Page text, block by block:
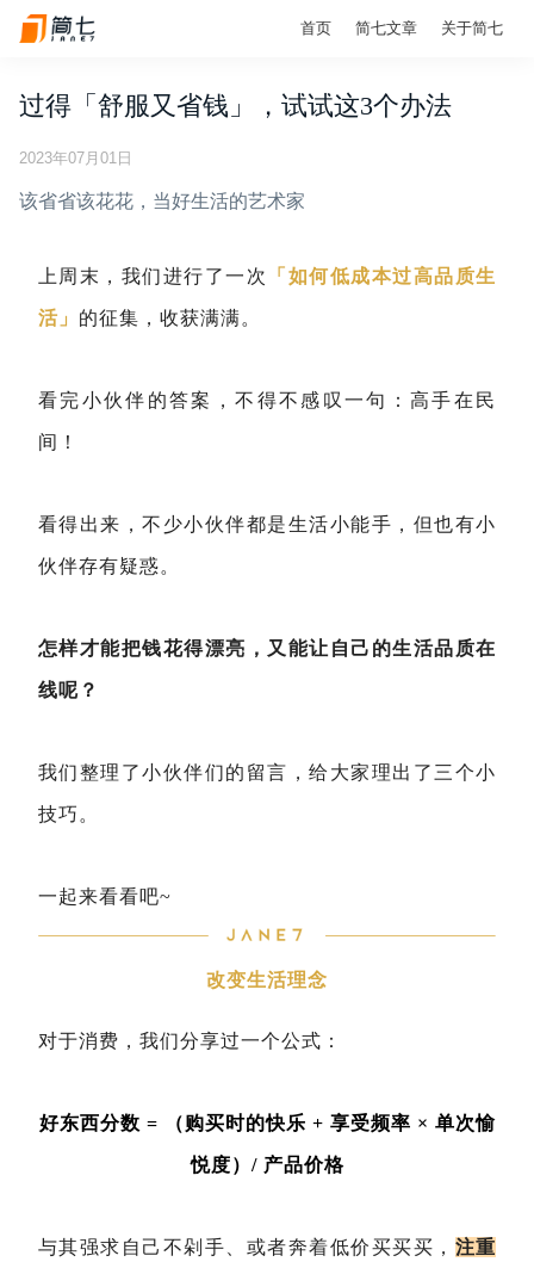
首页 简七文章 关于简七
过得「舒服又省钱」，试试这3个办法
2023年07月01日
该省省该花花，当好生活的艺术家
上周末，我们进行了一次 「如何低成本过高品质生
活」 的征集，收获满满。
看完小伙伴的答案，不得不感叹一句：高手在民
间！
看得出来，不少小伙伴都是生活小能手，但也有小
伙伴存有疑惑。
怎样才能把钱花得漂亮，又能让自己的生活品质在
线呢？
我们整理了小伙伴们的留言，给大家理出了三个小
技巧。
一起来看看吧~
改变生活理念
对于消费，我们分享过一个公式：
好东西分数 = （购买时的快乐 + 享受频率 × 单次愉
悦度）/ 产品价格
与其强求自己不剁手、或者奔着低价买买买， 注重